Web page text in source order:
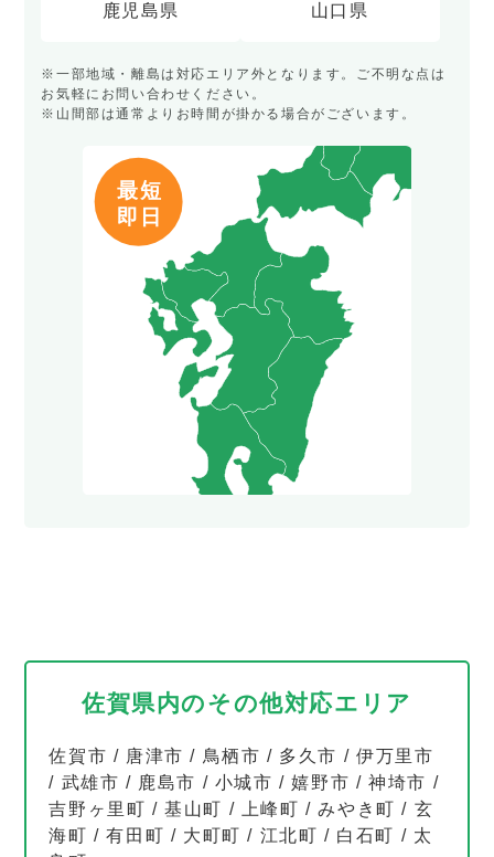
鹿児島県 山口県
※一部地域・離島は対応エリア外となります。ご不明な点は
お気軽にお問い合わせください。
※山間部は通常よりお時間が掛かる場合がございます。
佐賀県内のその他対応エリア
佐賀市 / 唐津市 / 鳥栖市 / 多久市 / 伊万里市
/ 武雄市 / 鹿島市 / 小城市 /嬉野市 /神埼市 /
吉野ヶ里町 /基山町 / 上峰町 /みやき町 / 玄
海町 /有田町 / 大町町 / 江北町 / 白石町 / 太